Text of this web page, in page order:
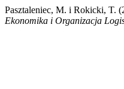
Pasztaleniec, M. i Rokicki, T.
Ekonomika i Organizacja